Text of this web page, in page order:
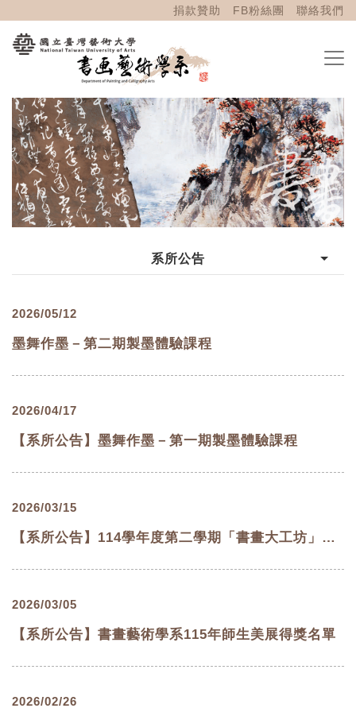
捐款贊助 FB粉絲團 聯絡我們
系所公告
2026/05/12
墨舞作墨－第二期製墨體驗課程
2026/04/17
【系所公告】墨舞作墨－第一期製墨體驗課程
2026/03/15
【系所公告】114學年度第二學期「書畫大工坊」開放申請！
2026/03/05
【系所公告】書畫藝術學系115年師生美展得獎名單
2026/02/26